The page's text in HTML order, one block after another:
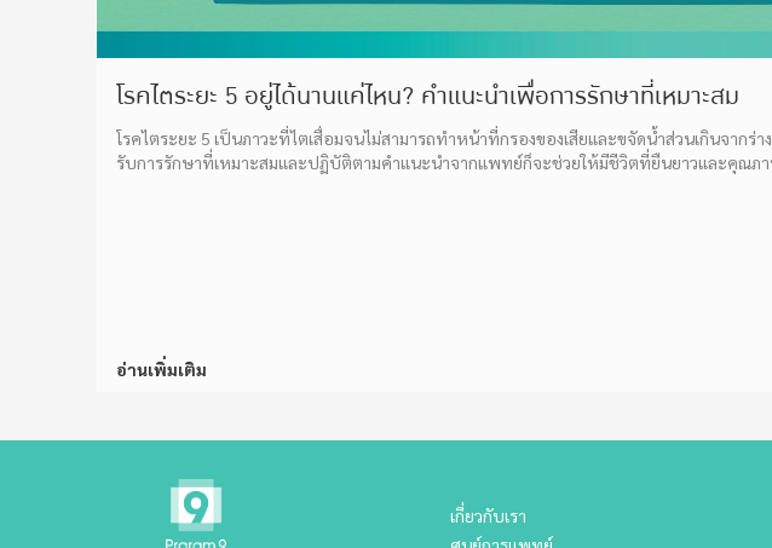
โรคไตระยะ 5 อยู่ได้นานแค่ไหน? คำแนะนำเพื่อการรักษาที่เหมาะสม
โรคไตระยะ 5 เป็นภาวะที่ไตเสื่อมจนไม่สามารถทำหน้าที่กรองของเสียและขจัดน้ำส่วนเกินจา
รับการรักษาที่เหมาะสมและปฏิบัติตามคำแนะนำจากแพทย์ก็จะช่วยให้มีชีวิตที่ยืนยาวและคุณภ
อ่านเพิ่มเติม
เกี่ยวกับเรา